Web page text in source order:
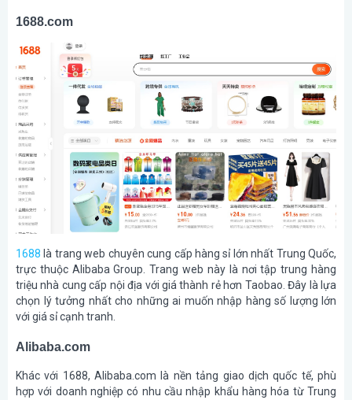
1688.com
1688 là trang web chuyên cung cấp hàng sỉ lớn nhất Trung Quốc,
trực thuộc Alibaba Group. Trang web này là nơi tập trung hàng
triệu nhà cung cấp nội địa với giá thành rẻ hơn Taobao. Đây là lựa
chọn lý tưởng nhất cho những ai muốn nhập hàng số lượng lớn
với giá sỉ cạnh tranh.
Alibaba.com
Khác với 1688, Alibaba.com là nền tảng giao dịch quốc tế, phù
hợp với doanh nghiệp có nhu cầu nhập khẩu hàng hóa từ Trung